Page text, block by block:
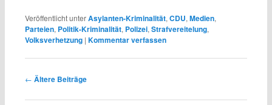
Veröffentlicht unterAsylanten-Kriminalität, CDU, Medien,
Parteien, Politik-Kriminalität, Polizei, Strafvereitelung,
Volksverhetzung | Kommentar verfassen
Beitragsnavigation
← Ältere Beiträge